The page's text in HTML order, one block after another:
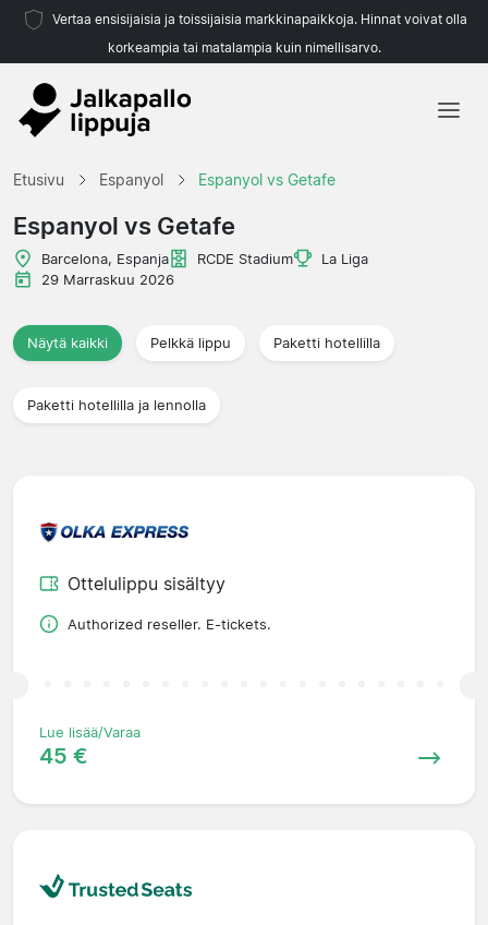
Vertaa ensisijaisia ja toissijaisia markkinapaikkoja. Hinnat voivat olla
korkeampia tai matalampia kuin nimellisarvo.
Etusivu Espanyol Espanyol vs Getafe
Espanyol vs Getafe
Barcelona, Espanja RCDE Stadium
La Liga
29 Marraskuu 2026
Näytä kaikki Pelkkä lippu Paketti hotellilla
Paketti hotellilla ja lennolla
Ottelulippu sisältyy
Authorized reseller. E-tickets.
Lue lisää/Varaa
45 €